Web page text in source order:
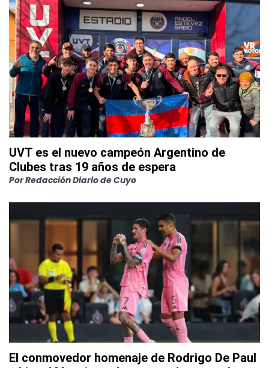
UVT es el nuevo campeón Argentino de
Clubes tras 19 años de espera
PorRedacción Diario de Cuyo
El conmovedor homenaje de Rodrigo De Paul